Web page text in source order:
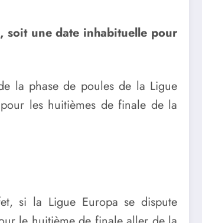
soit une date inhabituelle pour
la phase de poules de la Ligue
les huitièmes de finale de la
si la Ligue Europa se dispute